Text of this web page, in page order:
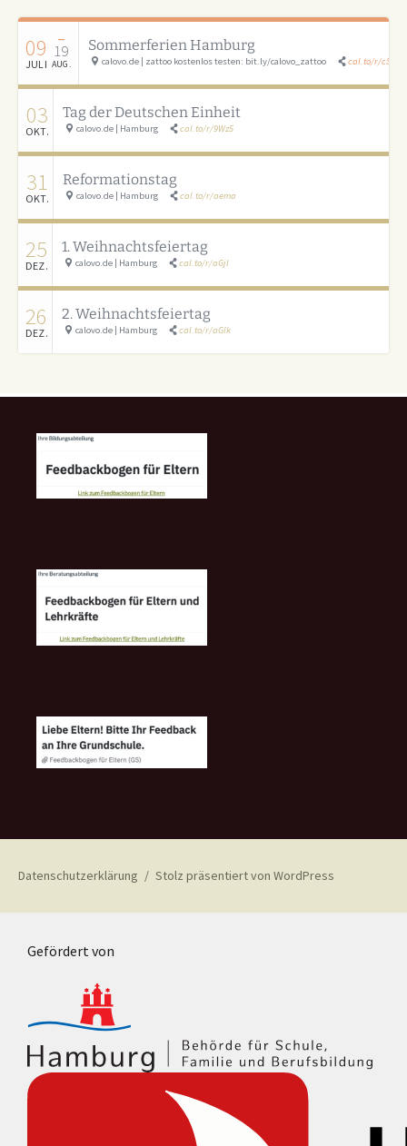
09
JULI
–
19
AUG.
Sommerferien Hamburg
calovo.de | zattoo kostenlos testen: bit.ly/calovo_zattoo cal.to/r/cSAU
03
OKT.
Tag der Deutschen Einheit
calovo.de | Hamburg cal.to/r/9Wz5
31
OKT.
Reformationstag
calovo.de | Hamburg cal.to/r/aema
25
DEZ.
1. Weihnachtsfeiertag
calovo.de | Hamburg cal.to/r/aGjI
26
DEZ.
2. Weihnachtsfeiertag
calovo.de | Hamburg cal.to/r/aGlk
Datenschutzerklärung Stolz präsentiert von WordPress
Gefördert von